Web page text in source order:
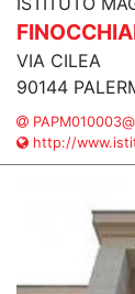
VIA CILEA
90144
http://